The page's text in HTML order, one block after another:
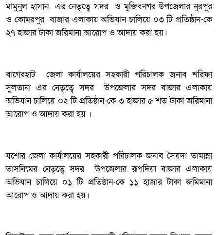
মামুনুল হাসান এর নেতৃত্বে সদর ও মুজিবনগর উপজেলার নুরপুর
ও কোমরপুর বাজার এলাকায় অভিযান চালিয়ে ০৩ টি প্রতিষ্ঠান-কে
২৭ হাজার টাকা জরিমানা আরোপ ও আদায় করা হয়।
বাগেরহাট জেলা কার্যালয়ের সহকারী পরিচালক জনাব শরিফা
সুলতানা এর নেতৃত্বে সদর উপজেলার সদর বাজার এলাকায়
অভিযান চালিয়ে ০২ টি প্রতিষ্ঠান-কে ৩ হাজার ৫ শত টাকা জরিমানা
আরোপ ও আদায় করা হয় ।
যশোর জেলা কার্যালয়ের সহকারী পরিচালক জনাব সৈয়দা তামান্না
তাসনিমের নেতৃত্বে সদর উপজেলার রূপদিয়া বাজার এলাকায়
অভিযান চালিয়ে ০১ টি প্রতিষ্ঠান-কে ১১ হাজার টাকা জমিমানা
আরোপ ও আদায় করা হয়।